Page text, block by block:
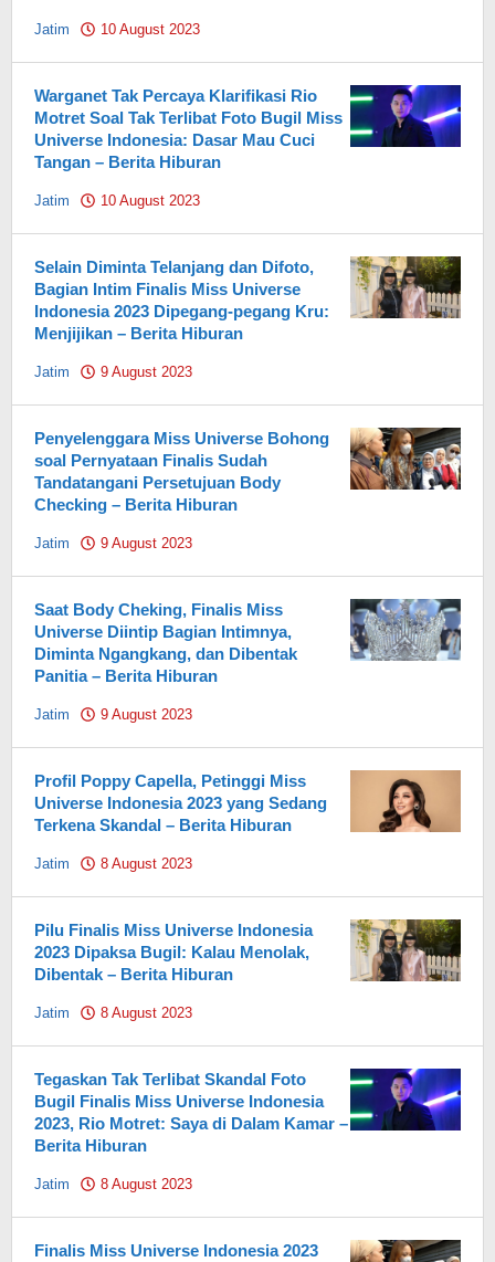
Jatim 10 August 2023
Warganet Tak Percaya Klarifikasi Rio
Motret Soal Tak Terlibat Foto Bugil Miss
Universe Indonesia: Dasar Mau Cuci
Tangan – Berita Hiburan
Jatim 10 August 2023
Selain Diminta Telanjang dan Difoto,
Bagian Intim Finalis Miss Universe
Indonesia 2023 Dipegang-pegang Kru:
Menjijikan – Berita Hiburan
Jatim 9 August 2023
Penyelenggara Miss Universe Bohong
soal Pernyataan Finalis Sudah
Tandatangani Persetujuan Body
Checking – Berita Hiburan
Jatim 9 August 2023
Saat Body Cheking, Finalis Miss
Universe Diintip Bagian Intimnya,
Diminta Ngangkang, dan Dibentak
Panitia – Berita Hiburan
Jatim 9 August 2023
Profil Poppy Capella, Petinggi Miss
Universe Indonesia 2023 yang Sedang
Terkena Skandal – Berita Hiburan
Jatim 8 August 2023
Pilu Finalis Miss Universe Indonesia
2023 Dipaksa Bugil: Kalau Menolak,
Dibentak – Berita Hiburan
Jatim 8 August 2023
Tegaskan Tak Terlibat Skandal Foto
Bugil Finalis Miss Universe Indonesia
2023, Rio Motret: Saya di Dalam Kamar –
Berita Hiburan
Jatim 8 August 2023
Finalis Miss Universe Indonesia 2023